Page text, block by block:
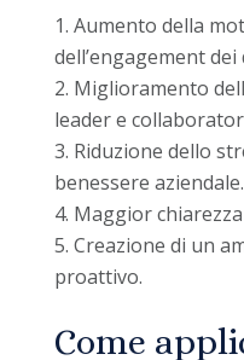
Aumento della
dell’engagement
Miglioramento
leader e
Riduzione dello
benessere aziendale.
Maggior
Creazione di un
proattivo.
Come